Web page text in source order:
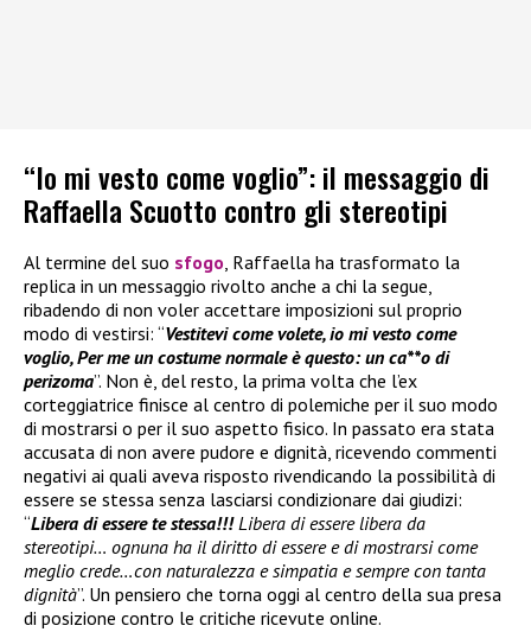
“Io mi vesto come voglio”: il messaggio di
Raffaella Scuotto contro gli stereotipi
Al termine del suo sfogo, Raffaella ha trasformato la
replica in un messaggio rivolto anche a chi la segue,
ribadendo di non voler accettare imposizioni sul proprio
modo di vestirsi: “Vestitevi come volete, io mi vesto come
voglio, Per me un costume normale è questo: un ca**o di
perizoma”. Non è, del resto, la prima volta che l’ex
corteggiatrice finisce al centro di polemiche per il suo modo
di mostrarsi o per il suo aspetto fisico. In passato era stata
accusata di non avere pudore e dignità, ricevendo commenti
negativi ai quali aveva risposto rivendicando la possibilità di
essere se stessa senza lasciarsi condizionare dai giudizi:
“Libera di essere te stessa!!!Libera di essere libera da
stereotipi… ognuna ha il diritto di essere e di mostrarsi come
meglio crede…con naturalezza e simpatia e sempre con tanta
dignità”. Un pensiero che torna oggi al centro della sua presa
di posizione contro le critiche ricevute online.